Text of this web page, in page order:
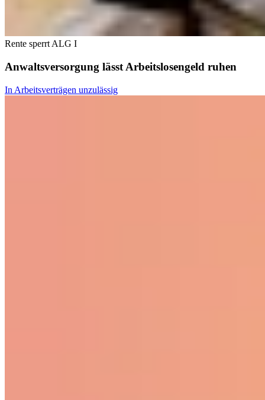
Rente sperrt ALG I
Anwaltsversorgung lässt Arbeitslosengeld ruhen
In Arbeitsverträgen unzulässig